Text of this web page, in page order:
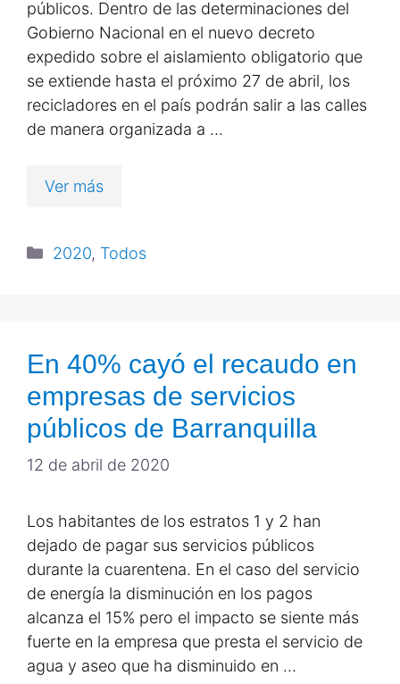
públicos. Dentro de las determinaciones del
Gobierno Nacional en el nuevo decreto
expedido sobre el aislamiento obligatorio que
se extiende hasta el próximo 27 de abril, los
recicladores en el país podrán salir a las calles
de manera organizada a …
Ver más
2020, Todos
En 40% cayó el recaudo en
empresas de servicios
públicos de Barranquilla
12 de abril de 2020
Los habitantes de los estratos 1 y 2 han
dejado de pagar sus servicios públicos
durante la cuarentena. En el caso del servicio
de energía la disminución en los pagos
alcanza el 15% pero el impacto se siente más
fuerte en la empresa que presta el servicio de
agua y aseo que ha disminuido en …